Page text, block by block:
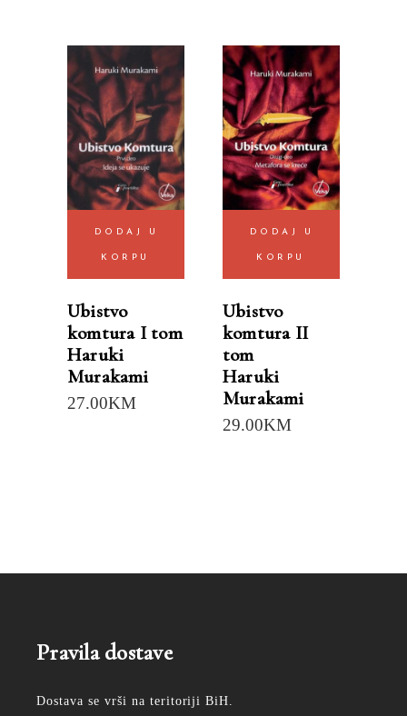
DODAJ U
KORPU
Ubistvo
komtura I tom
Haruki
Murakami
27.00KM
DODAJ U
KORPU
Ubistvo
komtura II
tom
Haruki
Murakami
29.00KM
Pravila dostave
Dostava se vrši na teritoriji BiH.